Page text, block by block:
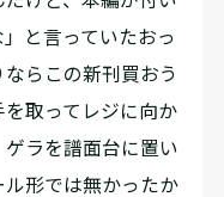
と言っていたおっ
らこの新刊買おう
取ってレジに向か
ラを譜面台に置い
形では無かったか